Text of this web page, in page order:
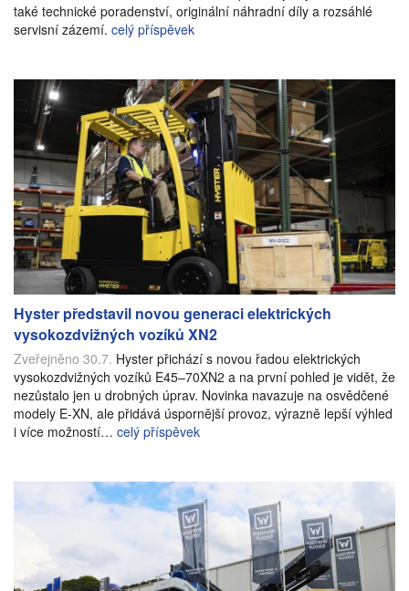
také technické poradenství, originální náhradní díly a rozsáhlé
servisní zázemí. celý příspěvek
Hyster představil novou generaci elektrických
vysokozdvižných vozíků XN2
Zveřejněno 30.7. Hyster přichází s novou řadou elektrických
vysokozdvižných vozíků E45–70XN2 a na první pohled je vidět, že
nezůstalo jen u drobných úprav. Novinka navazuje na osvědčené
modely E-XN, ale přidává úspornější provoz, výrazně lepší výhled
i více možností… celý příspěvek